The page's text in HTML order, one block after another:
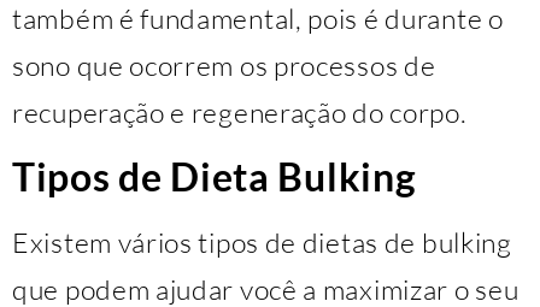
também é fundamental, pois é durante o
sono que ocorrem os processos de
recuperação e regeneração do corpo.
Tipos de Dieta Bulking
Existem vários tipos de dietas de bulking
que podem ajudar você a maximizar o seu